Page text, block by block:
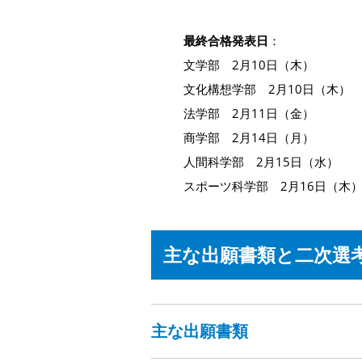
最終合格発表日 ：
文学部 2月10日（木）
文化構想学部 2月10日（木）
法学部 2月11日（金）
商学部 2月14日（月）
人間科学部 2月15日（水）
スポーツ科学部 2月16日（木）
主な出願書類と二次選
主な出願書類